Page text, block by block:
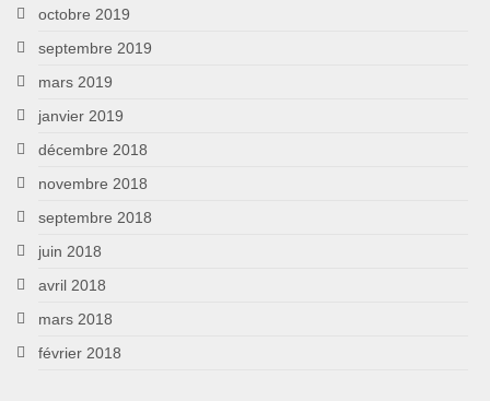
octobre 2019
septembre 2019
mars 2019
janvier 2019
décembre 2018
novembre 2018
septembre 2018
juin 2018
avril 2018
mars 2018
février 2018